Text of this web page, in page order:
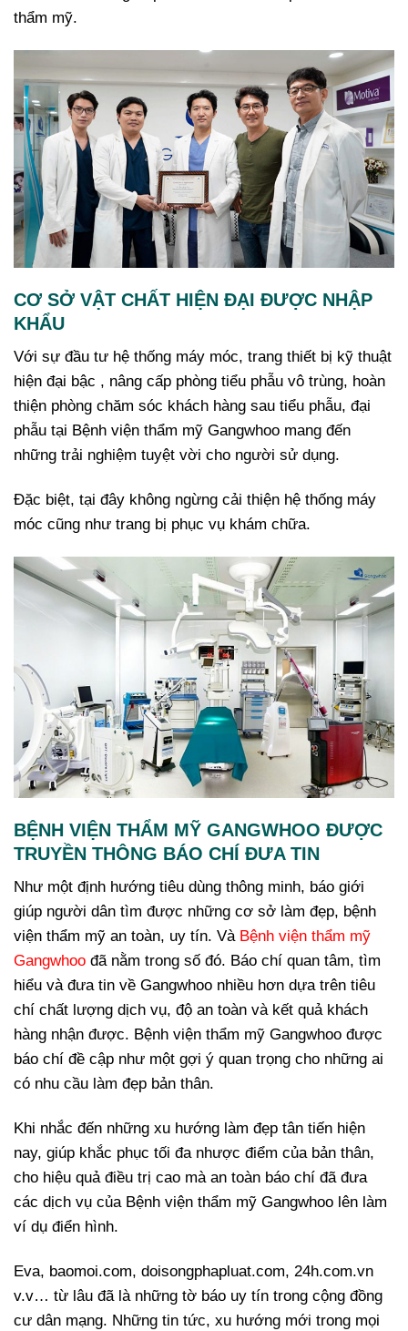
thẩm mỹ.
CƠ SỞ VẬT CHẤT HIỆN ĐẠI ĐƯỢC NHẬP
KHẨU
Với sự đầu tư hệ thống máy móc, trang thiết bị kỹ thuật
hiện đại bậc , nâng cấp phòng tiểu phẫu vô trùng, hoàn
thiện phòng chăm sóc khách hàng sau tiểu phẫu, đại
phẫu tại Bệnh viện thẩm mỹ Gangwhoo mang đến
những trải nghiệm tuyệt vời cho người sử dụng.
Đặc biệt, tại đây không ngừng cải thiện hệ thống máy
móc cũng như trang bị phục vụ khám chữa.
BỆNH VIỆN THẨM MỸ GANGWHOO ĐƯỢC
TRUYỀN THÔNG BÁO CHÍ ĐƯA TIN
Như một định hướng tiêu dùng thông minh, báo giới
giúp người dân tìm được những cơ sở làm đẹp, bệnh
viện thẩm mỹ an toàn, uy tín. Và Bệnh viện thẩm mỹ
Gangwhoo đã nằm trong số đó. Báo chí quan tâm, tìm
hiểu và đưa tin về Gangwhoo nhiều hơn dựa trên tiêu
chí chất lượng dịch vụ, độ an toàn và kết quả khách
hàng nhận được. Bệnh viện thẩm mỹ Gangwhoo được
báo chí đề cập như một gợi ý quan trọng cho những ai
có nhu cầu làm đẹp bản thân.
Khi nhắc đến những xu hướng làm đẹp tân tiến hiện
nay, giúp khắc phục tối đa nhược điểm của bản thân,
cho hiệu quả điều trị cao mà an toàn báo chí đã đưa
các dịch vụ của Bệnh viện thẩm mỹ Gangwhoo lên làm
ví dụ điển hình.
Eva, baomoi.com, doisongphapluat.com, 24h.com.vn
v.v… từ lâu đã là những tờ báo uy tín trong cộng đồng
cư dân mạng. Những tin tức, xu hướng mới trong mọi